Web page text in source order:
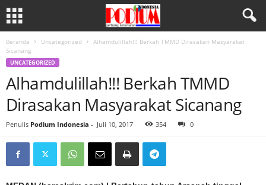
Beranda Uncategorized
Alhamdulillah!!! Berkah TMMD Dirasakan Masyarakat
Sicanang
UNCATEGORIZED
Alhamdulillah!!! Berkah TMMD
Dirasakan Masyarakat Sicanang
Penulis Podium Indonesia - Juli 10, 2017 354 0